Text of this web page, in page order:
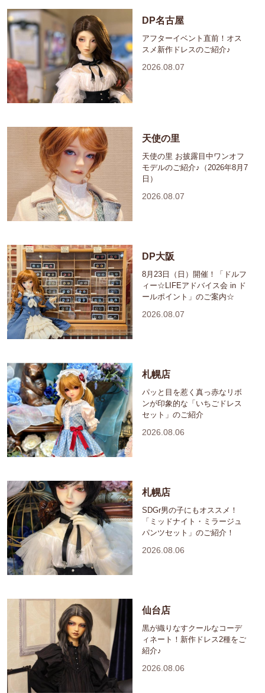
DP名古屋
アフターイベント直前！オス
スメ新作ドレスのご紹介♪
2026.08.07
天使の里
天使の里 お披露目中ワンオフ
モデルのご紹介♪（2026年8月7
日）
2026.08.07
DP大阪
8月23日（日）開催！「ドルフ
ィー☆LIFEアドバイス会 in ド
ールポイント」のご案内☆
2026.08.07
札幌店
パッと目を惹く真っ赤なリボ
ンが印象的な「いちごドレス
セット」のご紹介
2026.08.06
札幌店
SDGr男の子にもオススメ！
「ミッドナイト・ミラージュ
パンツセット」のご紹介！
2026.08.06
仙台店
黒が織りなすクールなコーデ
ィネート！新作ドレス2種をご
紹介♪
2026.08.06